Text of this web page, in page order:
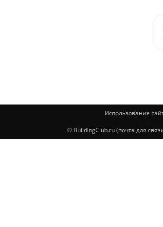
Использование
© BuildingClub.ru (почта для